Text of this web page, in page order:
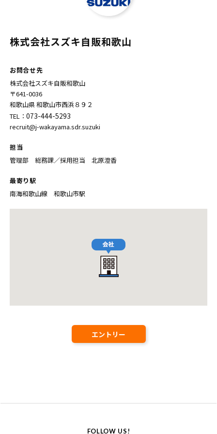
株式会社スズキ自販和歌山
お問合せ先
株式会社スズキ自販和歌山
〒641-0036
和歌山県 和歌山市西浜８９２
TEL： 073-444-5293
recruit@j-wakayama.sdr.suzuki
担当
管理部 総務課／採用担当 北原澄香
最寄り駅
南海和歌山線 和歌山市駅
エントリー
FOLLOW US!